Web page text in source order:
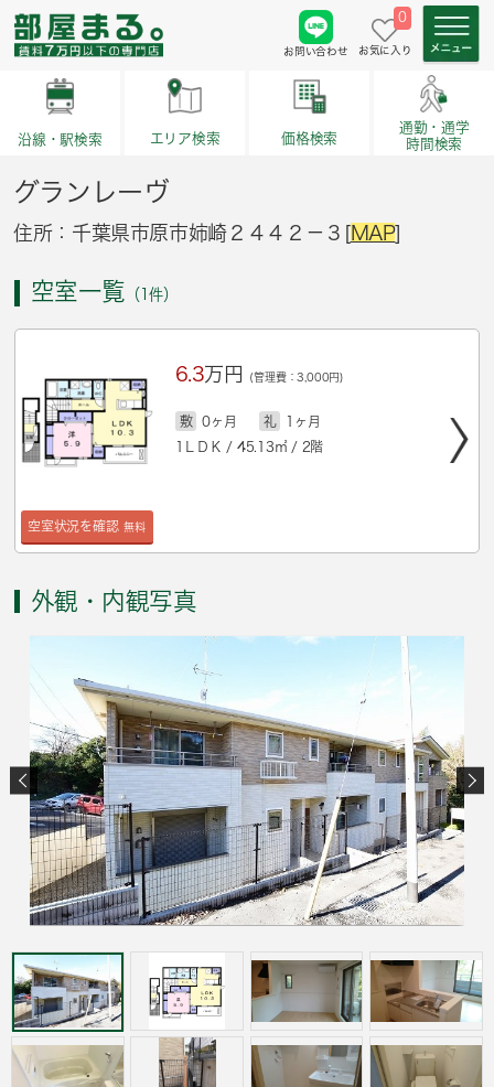
お問い合わせ
0
お気に入り
沿線・駅検索 エリア検索 価格検索
通勤・通学
時間検索
グランレーヴ
住所：千葉県市原市姉崎２４４２－３[MAP]
空室一覧 （1件）
空室状況を確認 無料
6.3万円 (管理費：3,000円)
敷 0ヶ月 礼
1ヶ月
1ＬＤＫ / 45.13㎡ / 2階
外観・内観写真